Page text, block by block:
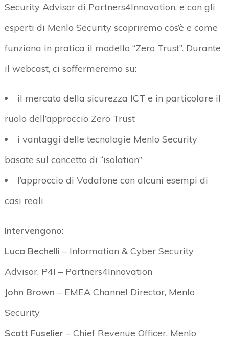
Security Advisor di Partners4Innovation, e con gli
esperti di Menlo Security scopriremo cos’è ecome
funziona in pratica il modello “Zero Trust”. Durante
il webcast, ci soffermeremo su:
il mercato della sicurezza ICTe in particolare il
ruolo dell’approccio Zero Trust
i vantaggi delle tecnologie Menlo Security
basate sul concetto di “isolation”
l’approccio di Vodafone con alcuni esempi di
casi reali
Intervengono:
Luca Bechelli – Information & Cyber Security
Advisor, P4I – Partners4Innovation
John Brown – EMEA Channel Director, Menlo
Security
Scott Fuselier –Chief RevenueOfficer, Menlo